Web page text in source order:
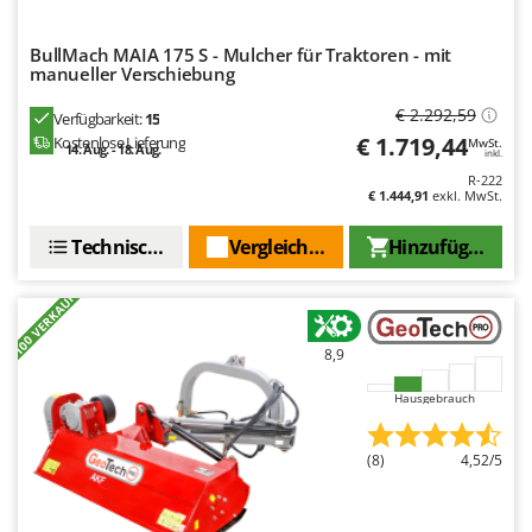
MAMMAMIA
Marcato
Marina Systems
Master
Michelin
Mockmill
More than chef
MOSA
MOVA
BullMach MAIA 175 S - Mulcher für Traktoren - mit
manueller Verschiebung
Verfügbarkeit:15
Kostenlose Lieferung
14. Aug. - 18. Aug.
€ 2.292,59
€ 1.719,44MwSt.
inkl.
R-222
€ 1.444,91 exkl. MwSt.
Hinzufügen
Vergleichen Sie
Technische Daten
+100 VERKAUFT 8,9
Hausgebrauch
(8) 4,52/5